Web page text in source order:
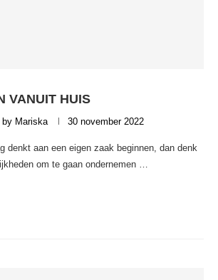
VANUIT HUIS
by Mariska 30 november 2022
denkt aan een eigen zaak beginnen, dan denk
om te gaan ondernemen …